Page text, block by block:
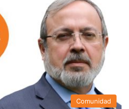
Comunidad